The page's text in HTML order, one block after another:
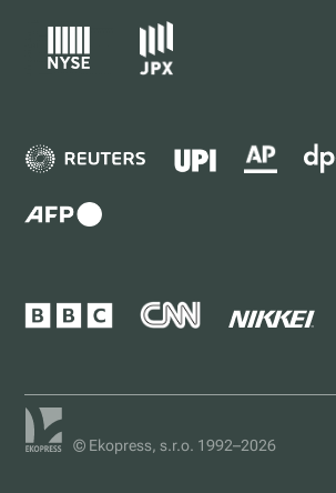
© Ekopress, s.r.o. 1992–2026